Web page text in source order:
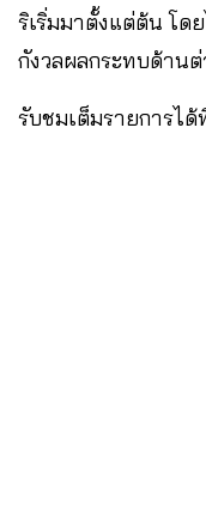
ริเริ่มมาตั้งแต่ต้น โด
กังวลผลกระทบด้าน
รับชมเต็มรายการได้